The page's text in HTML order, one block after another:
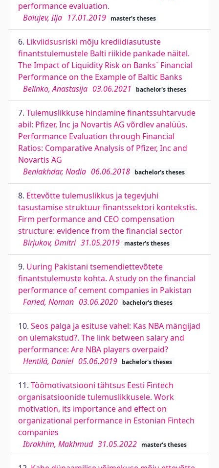
performance evaluation.
Balujev, Ilja 17.01.2019 master's theses
6. Likviidsusriski mõju krediidiasutuste
finantstulemustele Balti riikide pankade näitel.
The Impact of Liquidity Risk on Banks´ Financial
Performance on the Example of Baltic Banks
Belinko, Anastasija 03.06.2021 bachelor's theses
7. Tulemuslikkuse hindamine finantssuhtarvude
abil: Pfizer, Inc ja Novartis AG võrdlev analüüs.
Performance Evaluation through Financial
Ratios: Comparative Analysis of Pfizer, Inc and
Novartis AG
Benlakhdar, Nadia 06.06.2018 bachelor's theses
8. Ettevõtte tulemuslikkus ja tegevjuhi
tasustamise struktuur finantssektori kontekstis.
Firm performance and CEO compensation
structure: evidence from the financial sector
Birjukov, Dmitri 31.05.2019 master's theses
9. Uuring Pakistani tsemendiettevõtete
finantstulemuste kohta. A study on the financial
performance of cement companies in Pakistan
Faried, Noman 03.06.2020 bachelor's theses
10. Seos palga ja esituse vahel: Kas NBA mängijad
on ülemakstud?. The link between salary and
performance: Are NBA players overpaid?
Hentilä, Daniel 05.06.2019 bachelor's theses
11. Töömotivatsiooni tähtsus Eesti Fintech
organisatsioonide tulemuslikkusele. Work
motivation, its importance and effect on
organizational performance in Estonian Fintech
companies
Ibrakhim, Makhmud 31.05.2022 master's theses